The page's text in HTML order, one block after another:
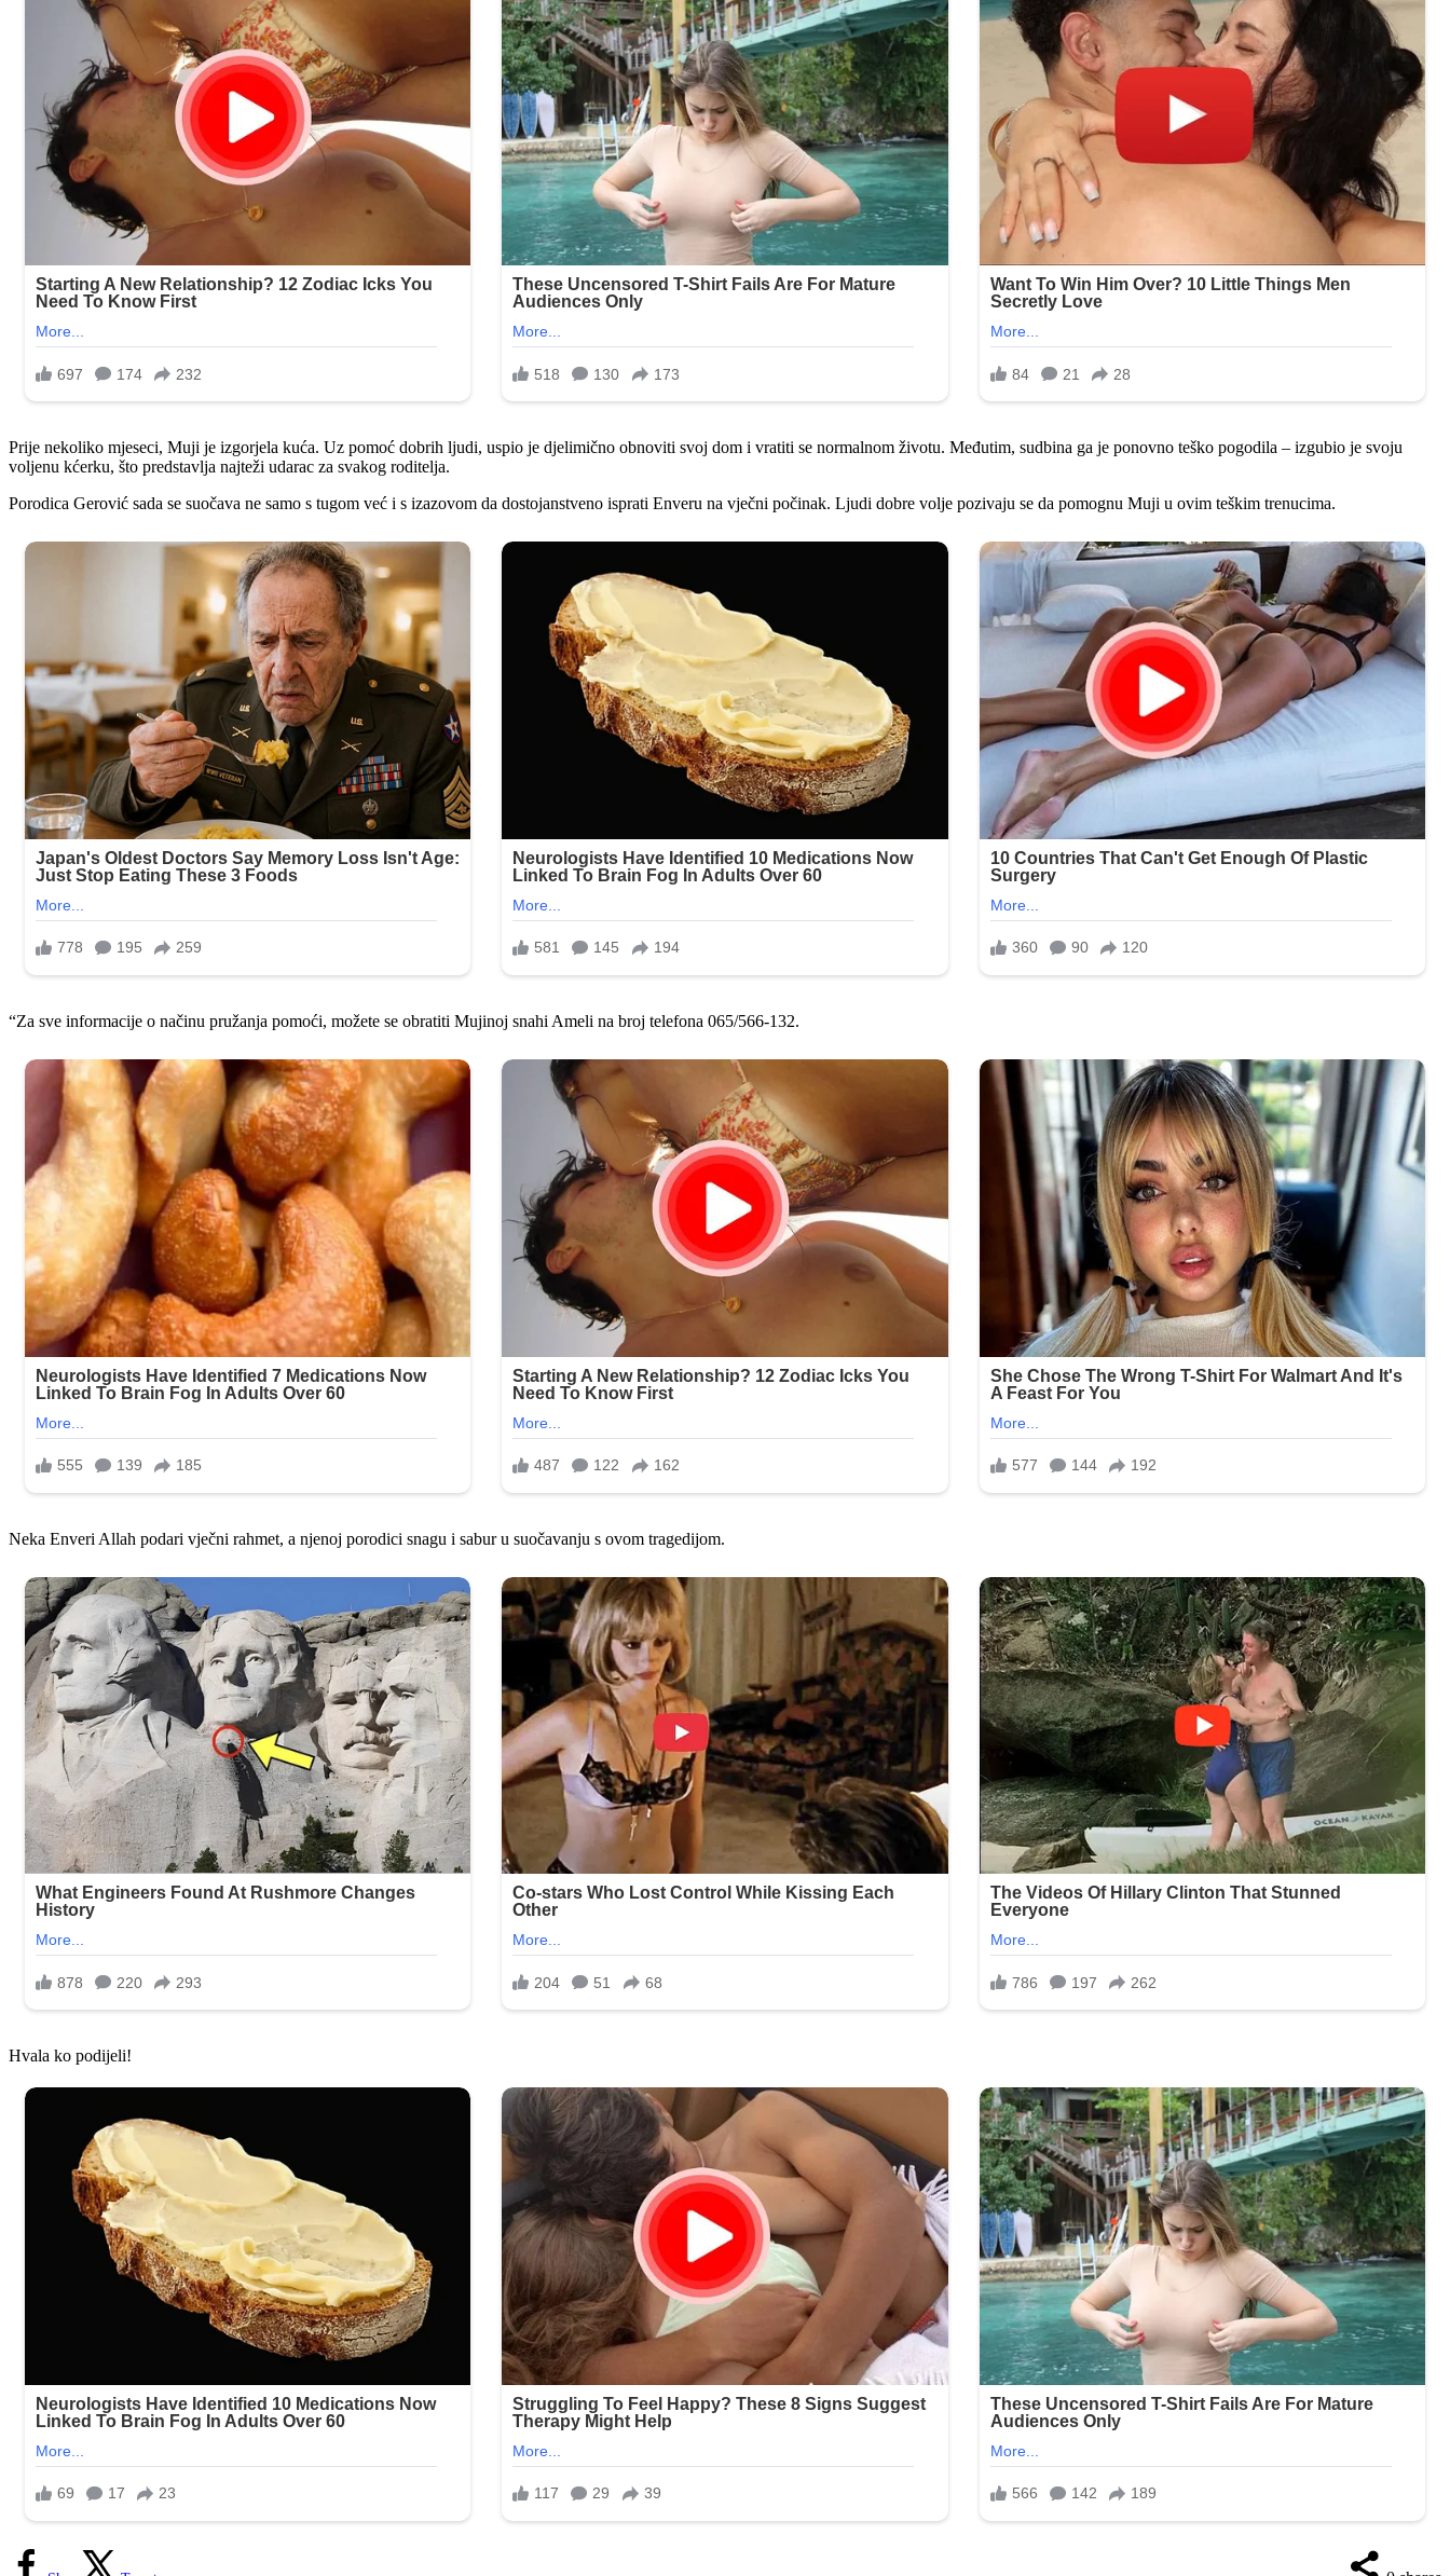
Prije nekoliko mjeseci, Muji je izgorjela kuća. Uz pomoć dobrih ljudi, uspio je djelimično obnoviti svoj dom i vratiti se normalnom životu. Međutim, sudbina ga je ponovno teško pogodila – izgubio je svoju
voljenu kćerku, što predstavlja najteži udarac za svakog roditelja.
Porodica Gerović sada se suočava ne samo s tugom već i s izazovom da dostojanstveno isprati Enveru na vječni počinak. Ljudi dobre volje pozivaju se da pomognu Muji u ovim teškim trenucima.
“Za sve informacije o načinu pružanja pomoći, možete se obratiti Mujinoj snahi Ameli na broj telefona 065/566-132.
Neka Enveri Allah podari vječni rahmet, a njenoj porodici snagu i sabur u suočavanju s ovom tragedijom.
Hvala ko podijeli!